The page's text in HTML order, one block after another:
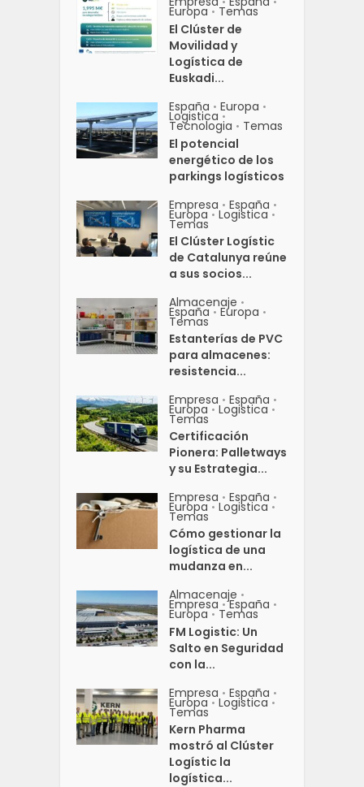
Europa • Temas
El Clúster de
Movilidad y
Logística de
Euskadi...
España • Europa •
Logistica •
Tecnologia • Temas
El potencial
energético de los
parkings logísticos
Empresa • España •
Europa • Logistica •
Temas
El Clúster Logístic
de Catalunya reúne
a sus socios...
Almacenaje •
España • Europa •
Temas
Estanterías de PVC
para almacenes:
resistencia...
Empresa • España •
Europa • Logistica •
Temas
Certificación
Pionera: Palletways
y su Estrategia...
Empresa • España •
Europa • Logistica •
Temas
Cómo gestionar la
logística de una
mudanza en...
Almacenaje •
Empresa • España •
Europa • Temas
FM Logistic: Un
Salto en Seguridad
con la...
Empresa • España •
Europa • Logistica •
Temas
Kern Pharma
mostró al Clúster
Logístic la
logística...